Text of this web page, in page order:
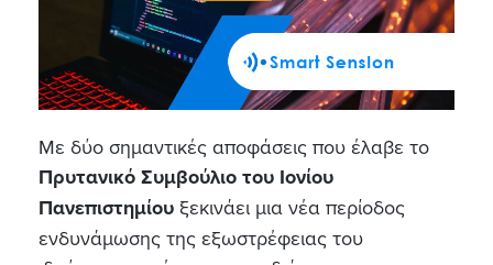
Με δύο σημαντικές αποφάσεις που έλαβε το
Πρυτανικό Συμβούλιο του Ιονίου
Πανεπιστημίου ξεκινάει μια νέα περίοδος
ενδυνάμωσης της εξωστρέφειας του